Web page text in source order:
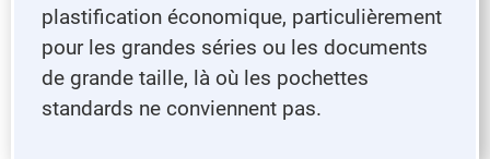
plastification économique, particulièrement
pour les grandes séries ou les documents
de grande taille, là où les pochettes
standards ne conviennent pas.